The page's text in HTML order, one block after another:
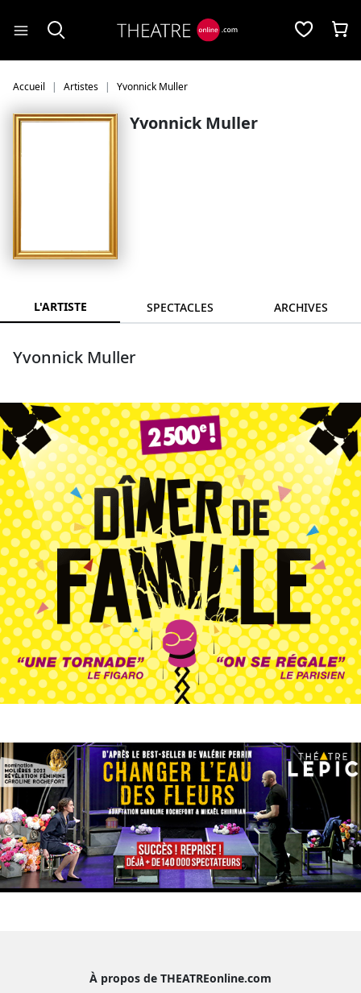
Accueil Artistes Yvonnick Muller
Yvonnick Muller
L'ARTISTE SPECTACLES ARCHIVES
Yvonnick Muller
À propos de THEATREonline.com